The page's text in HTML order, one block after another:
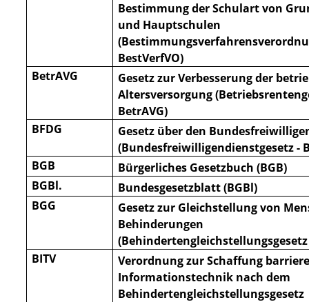
Bestimmung der Schulart von
und Hauptschulen
BestVerfVO)
BetrAVG
Gesetz zur Verbesserung der
Altersversorgung
BetrAVG)
BFDG
Gesetz über den
(Bundesfreiwilligendienstgesetz -
BGB
Bürgerliches Gesetzbuch (BGB)
BGBl.
Bundesgesetzblatt (BGBl)
BGG
Gesetz zur Gleichstellung von
Behinderungen
(Behindertengleichstellungsgesetz
BITV
Verordnung zur Schaffung
Informationstechnik nach dem
Behindertengleichstellungsgesetz